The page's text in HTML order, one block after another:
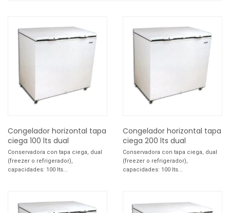
Congelador horizontal tapa
ciega 100 lts dual
Conservadora con tapa ciega, dual
(freezer o refrigerador),
capacidades: 100 lts...
Congelador horizontal tapa
ciega 200 lts dual
Conservadora con tapa ciega, dual
(freezer o refrigerador),
capacidades: 100 lts...